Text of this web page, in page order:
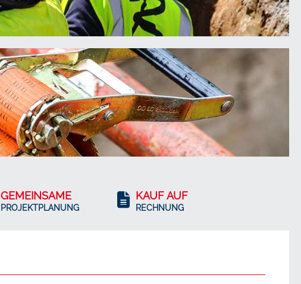
GEMEINSAME
PROJEKTPLANUNG
KAUF AUF
RECHNUNG